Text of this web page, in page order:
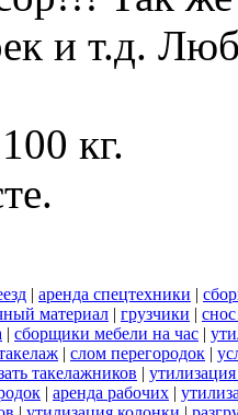
и т.д.
кг.
| аренда спецтехники |
материал | грузчики |
| сборщики мебели на час |
| слом перегородок |
такелажников |
| аренда рабочих |